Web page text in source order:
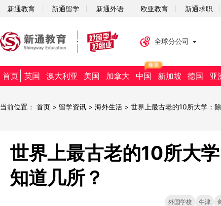
新通教育 新通留学 新通外语 欧亚教育 新通求职
全球分公司
首页 英国 澳大利亚 美国 加拿大 中国 新加坡 德国 亚
当前位置： 首页 > 留学资讯 > 海外生活 > 世界上最古老的10所大学：
世界上最古老的10所大
知道几所？
外国学校 牛津